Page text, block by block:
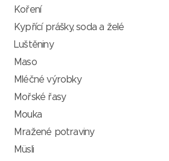
Koření
Kypřící prášky, soda a želé
Luštěniny
Maso
Mléčné výrobky
Mořské řasy
Mouka
Mražené potraviny
Müsli